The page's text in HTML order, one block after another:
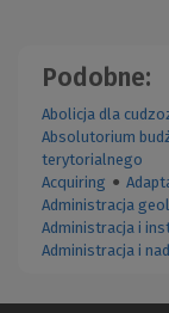
Podobne:
Abolicja dla
Absolutorium
terytorialnego
Acquiring ●
Administracja
Administracja i
Administracja i